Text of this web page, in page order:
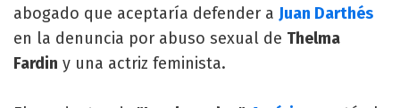
abogado que aceptaría defender a Juan Darthés
en la denuncia por abuso sexual de Thelma
Fardin y una actriz feminista.